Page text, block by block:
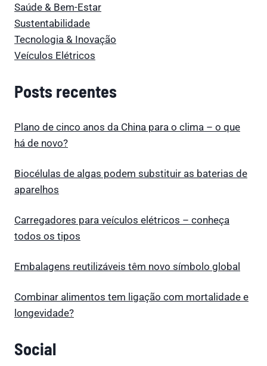
Saúde & Bem-Estar
Sustentabilidade
Tecnologia & Inovação
Veículos Elétricos
Posts recentes
Plano de cinco anos da China para o clima – o que
há de novo?
Biocélulas de algas podem substituir as baterias de
aparelhos
Carregadores para veículos elétricos – conheça
todos os tipos
Embalagens reutilizáveis têm novo símbolo global
Combinar alimentos tem ligação com mortalidade e
longevidade?
Social